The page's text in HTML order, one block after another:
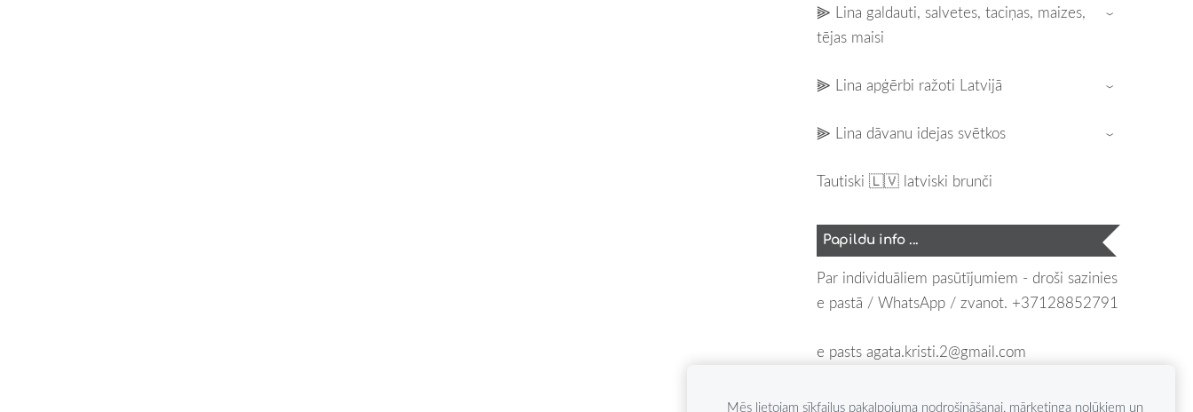
⫸ Lina galdauti, salvetes, taciņas, maizes,
tējas maisi
›
⫸ Lina apģērbi ražoti Latvijā ›
⫸ Lina dāvanu idejas svētkos ›
Tautiski 🇱🇻 latviski brunči
Papildu info ...
Par individuāliem pasūtījumiem - droši sazinies
e pastā / WhatsApp / zvanot. +37128852791
e pasts agata.kristi.2@gmail.com
ar cieņu, Agita (Grace of Linen)
Mēs lietojam sīkfailus pakalpojuma nodrošināšanai, mārketinga nolūkiem un